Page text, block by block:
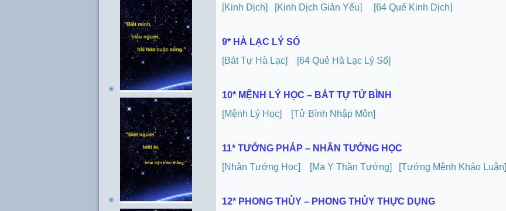
[Kinh Dịch]
[Kinh Dịch Giản Yếu] [64 Quẻ Kinh Dịch]
9* HÀ LẠC LÝ SỐ
[Bát Tự Hà Lạc]
[64 Quẻ Hà Lạc Lý Số]
10* MỆNH LÝ HỌC – BÁT TỰ TỬ BÌNH
[Mệnh Lý Học]
[Tử Bình Nhập Môn]
11* TƯỚNG PHÁP – NHÂN TƯỚNG HỌC
[Nhân Tướng Học]
[Ma Y Thần Tướng] [Tướng Mệnh Khảo Luận]
12* PHONG THỦY – PHONG THỦY THỰC DỤNG